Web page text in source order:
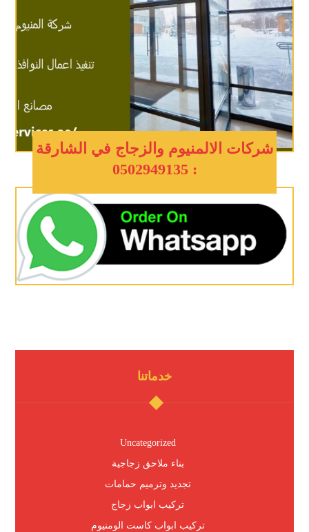
شركات الالمنيوم والزجاج في الشارقة
: 0502949135
خدماتنا
Uncategorized
بناء ملاحق زجاجية
تجديد وترميم حمامات
تركيب ابواب زجاج
تركيب ابواب كاست الومنيوم